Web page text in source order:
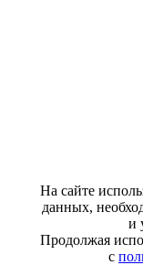
На сайте
данных,
и
Продолжая
с